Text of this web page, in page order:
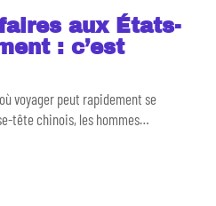
aux États-
: c’est
voyager peut rapidement se
tête chinois, les hommes…